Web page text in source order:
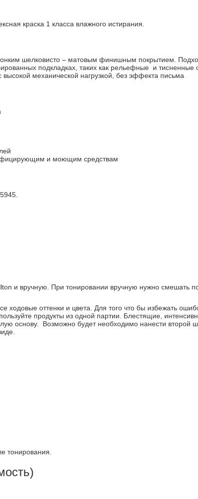
краска 1 класса влажного истирания.
шелковисто – матовым финишным покрытием.
подкладках, таких как рельефные и
механической нагрузкой, без эффекта письма
и моющим средствам
и вручную. При тонировании вручную нужно смешать
ходовые оттенки и цвета. Для того что бы избежать
продукты из одной партии. Блестящие,
основу. Возможно будет необходимо нанести второй
тонирования.